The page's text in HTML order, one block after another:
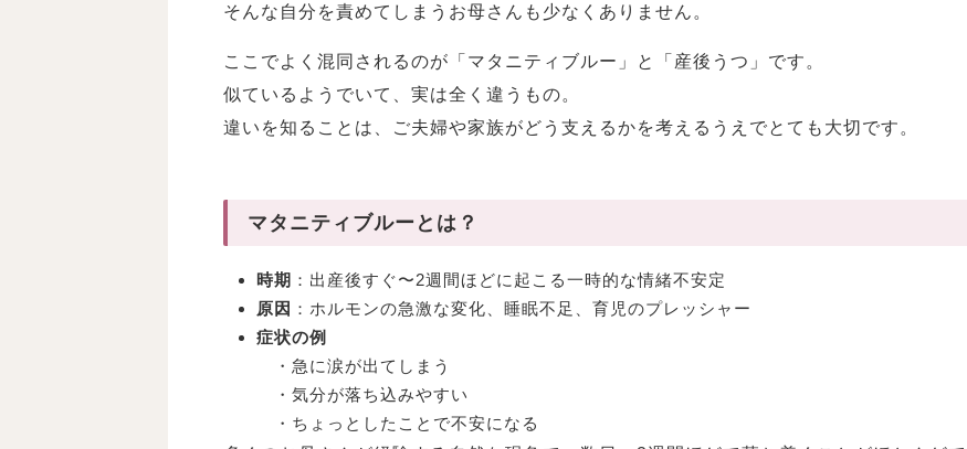
そんな自分を責めてしまうお母さんも少なくありません。
ここでよく混同されるのが「マタニティブルー」と「産後うつ」です。
似ているようでいて、実は全く違うもの。
違いを知ることは、ご夫婦や家族がどう支えるかを考えるうえでとても大切です。
マタニティブルーとは？
時期 ：出産後すぐ〜2週間ほどに起こる一時的な情緒不安定
原因 ：ホルモンの急激な変化、睡眠不足、育児のプレッシャー
症状の例
・急に涙が出てしまう
・気分が落ち込みやすい
・ちょっとしたことで不安になる